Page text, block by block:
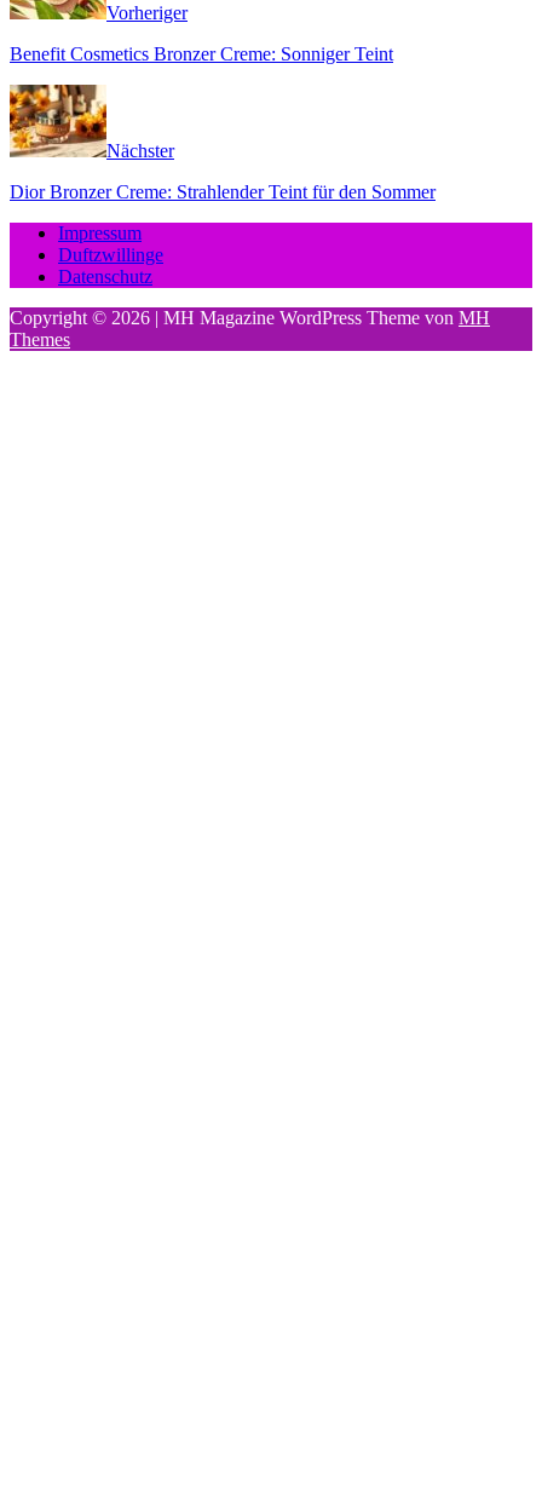
Vorheriger
Benefit Cosmetics Bronzer Creme: Sonniger Teint
Nächster
Dior Bronzer Creme: Strahlender Teint für den Sommer
Impressum
Duftzwillinge
Datenschutz
Copyright © 2026 | MH Magazine WordPress Theme von MH
Themes